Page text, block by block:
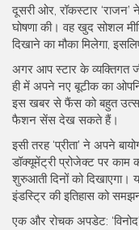
दूसरी ओर, रॉकस्टार
घोषणा की। वह खुद सोशल
दिखाने का मौका मिलेगा,
अगर आप स्टार के व्यक्तिगत
ही में अपने नए बूटीक का
इस खबर से फैंस को बहुत
फैशन सेंस देख सकते हैं।
इसी तरह ‘प्रीता’ ने अपने
डॉक्यूमेंट्री प्रोजेक्ट पर काम
शुरुआती दिनों को
इंडस्ट्रि की इतिहास को
एक और रोचक अपडेट: